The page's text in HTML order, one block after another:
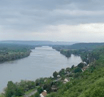
affichées
sociaux